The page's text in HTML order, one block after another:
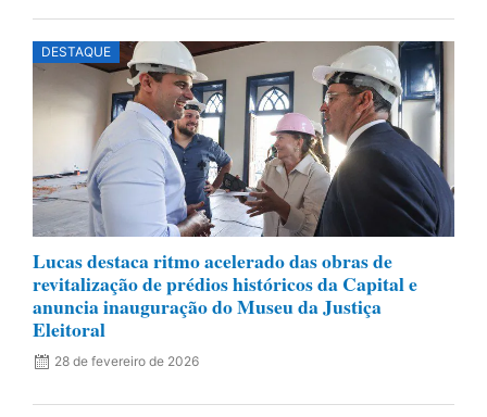
DESTAQUE
Lucas destaca ritmo acelerado das obras de
revitalização de prédios históricos da Capital e
anuncia inauguração do Museu da Justiça
Eleitoral
28 de fevereiro de 2026